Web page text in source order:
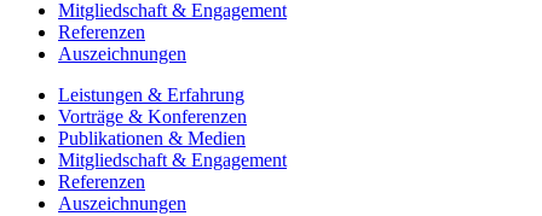
Mitgliedschaft & Engagement
Referenzen
Auszeichnungen
Leistungen & Erfahrung
Vorträge & Konferenzen
Publikationen & Medien
Mitgliedschaft & Engagement
Referenzen
Auszeichnungen